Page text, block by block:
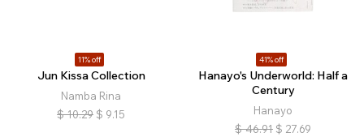
11% off
Jun Kissa Collection
Namba Rina
$ 10.29 $ 9.15
41% off
Hanayo's Underworld: Half a
Century
Hanayo
$ 46.91 $ 27.69